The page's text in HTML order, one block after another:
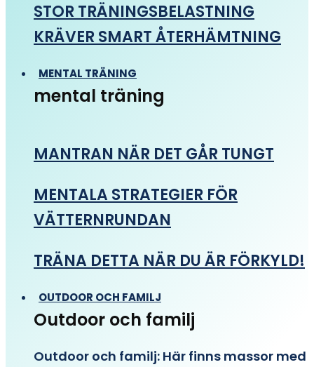
STOR TRÄNINGSBELASTNING
KRÄVER SMART ÅTERHÄMTNING
MENTAL TRÄNING
mental träning
MANTRAN NÄR DET GÅR TUNGT
MENTALA STRATEGIER FÖR
VÄTTERNRUNDAN
TRÄNA DETTA NÄR DU ÄR FÖRKYLD!
OUTDOOR OCH FAMILJ
Outdoor och familj
Outdoor och familj: Här finns massor med